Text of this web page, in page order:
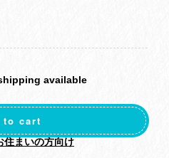
available
to cart
住まいの方向け